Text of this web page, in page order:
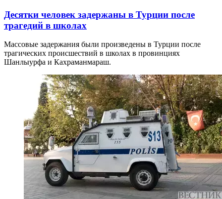
Десятки человек задержаны в Турции после
трагедий в школах
Массовые задержания были произведены в Турции после
трагических происшествий в школах в провинциях
Шанлыурфа и Кахраманмараш.